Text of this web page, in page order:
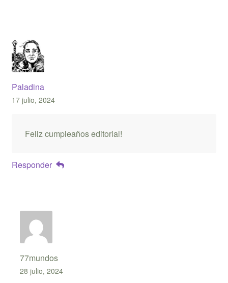
Paladina
17 julio, 2024
Feliz cumpleaños editorial!
Responder
77mundos
28 julio, 2024